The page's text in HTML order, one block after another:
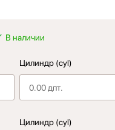
В наличии
Цилиндр (cyl)
Цилиндр (cyl)